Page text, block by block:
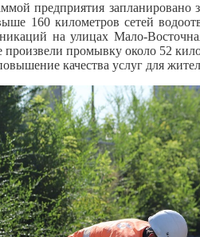
предприятия запланировано
160 километров сетей
на улицах Мало-
произвели промывку около 52
качества услуг для